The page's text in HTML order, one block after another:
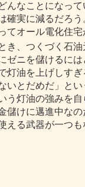
なことになっ
確実に減るだろ
てオール電化住
き、つくづく石
ゼニを儲けるに
灯油を上げしす
いとだめだ」と
う灯油の強みを
儲けに邁進中な
える武器が一つ